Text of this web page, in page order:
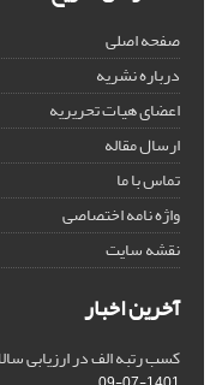
صفحه اصلی
درباره نشریه
اعضای هیات تحریریه
ارسال مقاله
تماس با ما
واژه نامه اختصاصی
نقشه سایت
آخرین اخبار
کسب رتبه الف در ارزیابی